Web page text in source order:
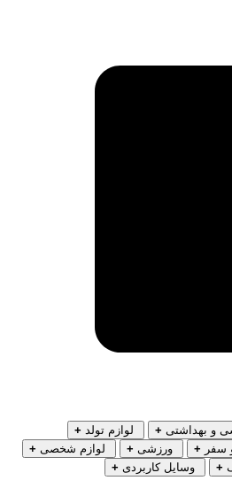
و بهداشتی + لوازم تولد +
سفر + ورزشی + لوازم شخصی +
+ وسایل کاربردی +